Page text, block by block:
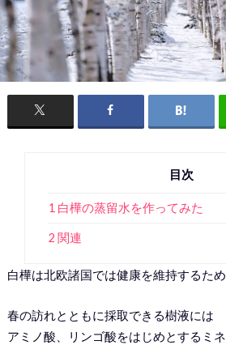
目次
1 白樺の蒸留水を作ってみた
2 関連
白樺は北欧諸国では健康を維持するた
春の訪れとともに採取できる樹液には
アミノ酸、リンゴ酸をはじめとするミ